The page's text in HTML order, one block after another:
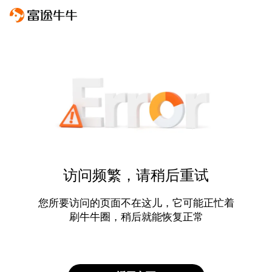
访问频繁，请稍后重试
您所要访问的页面不在这儿，它可能正忙着
刷牛牛圈，稍后就能恢复正常